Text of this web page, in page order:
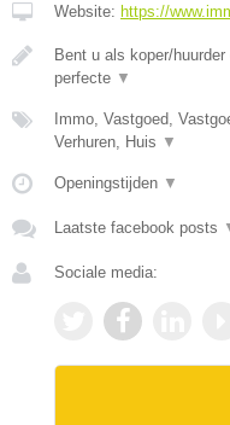
Website: https://
Bent u als koper/
perfecte ▼
Immo, Vastgoed,
Verhuren, Huis ▼
Openingstijden ▼
Laatste facebook posts
Sociale media: